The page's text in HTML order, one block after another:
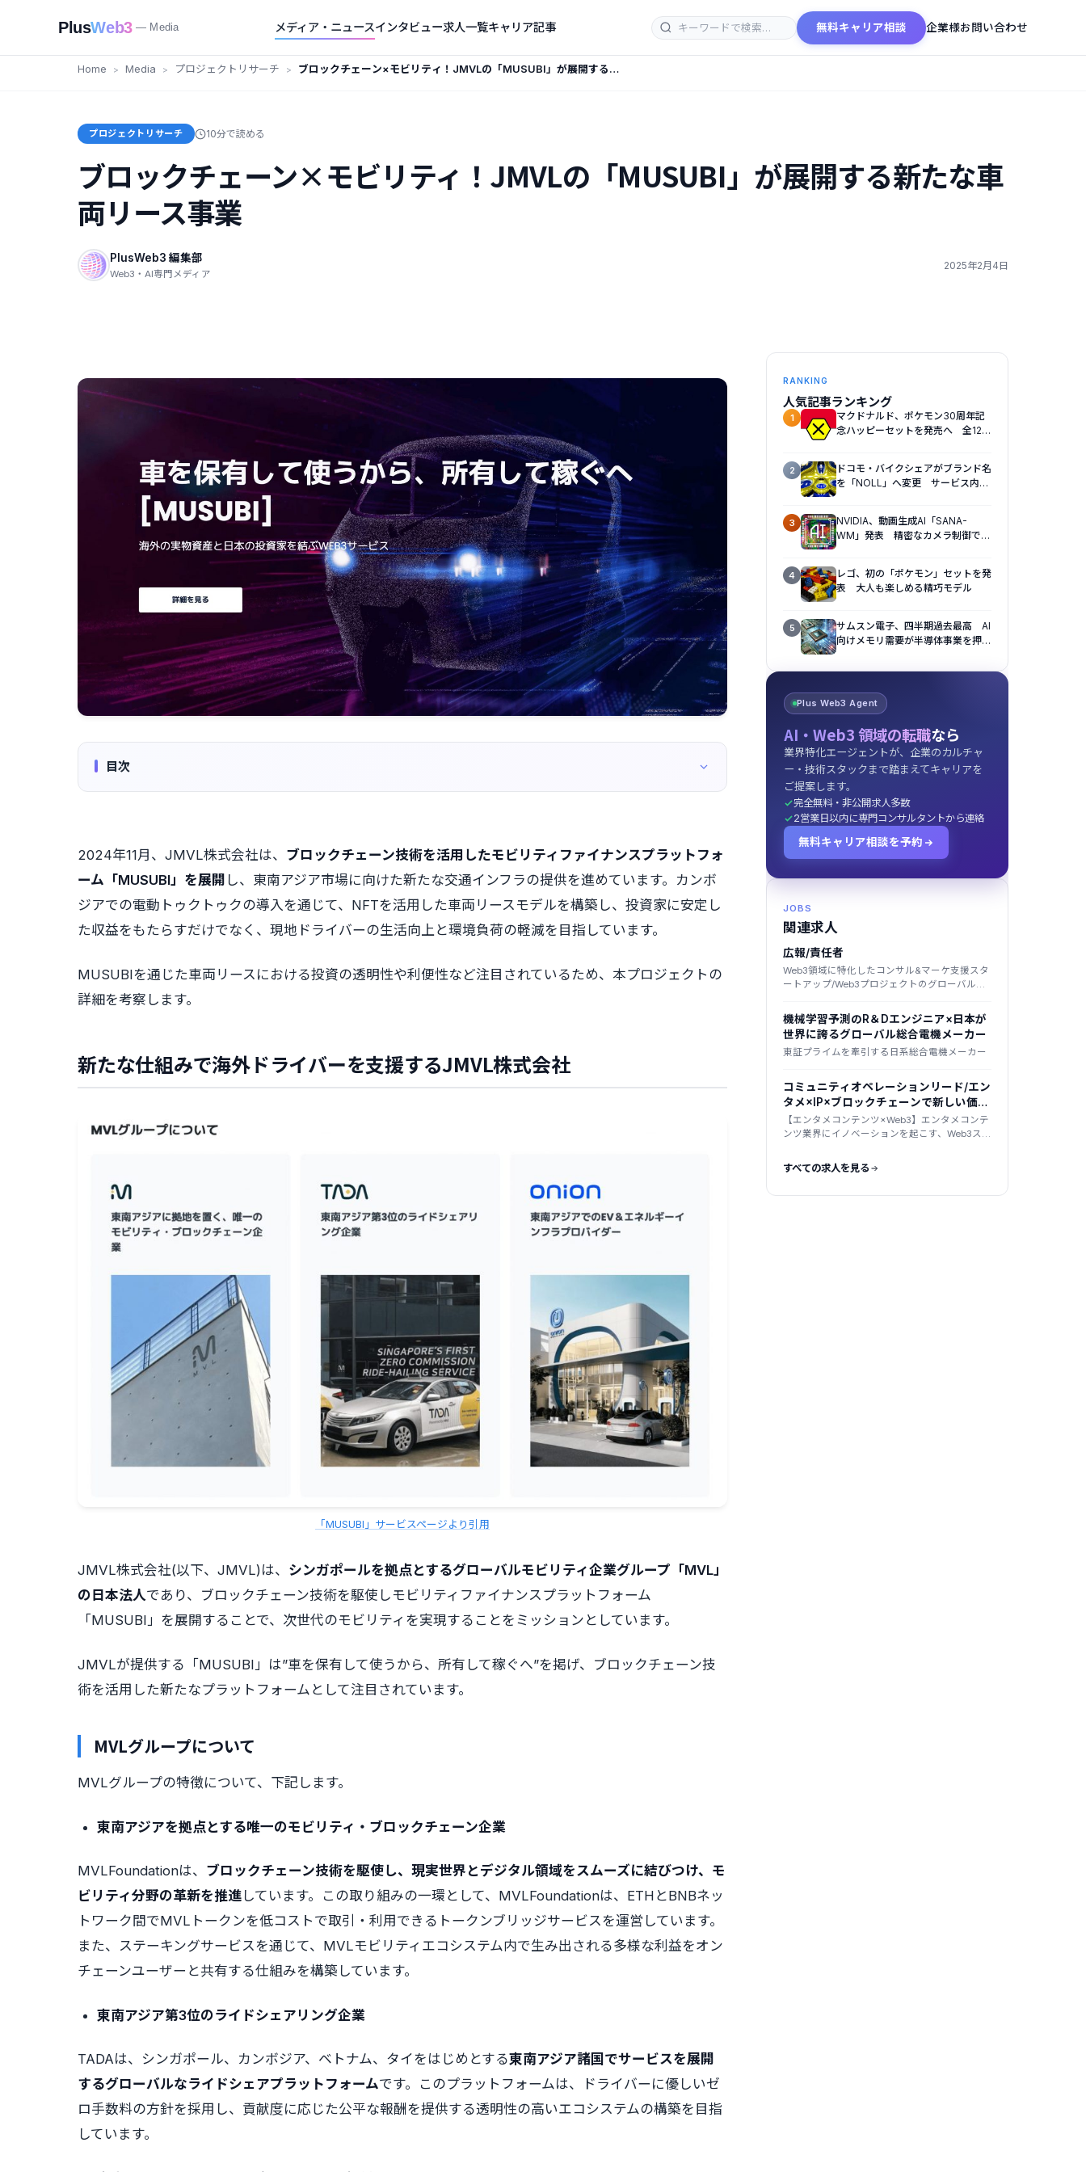
PlusWeb3 — Media メディア・ニュースインタビュー求人一覧キャリア記事 無料キャリア相談 企業様お問い合わせ
Home Media プロジェクトリサーチ
ブロックチェーン×モビリティ！JMVLの「MUSUBI」が展開する新
プロジェクトリサーチ 10分で読める
ブロックチェーン×モビリティ！JMVLの「MUSUBI」が展開する新たな車
両リース事業
PlusWeb3 編集部
Web3・AI専門メディア
2025年2月4日
目次
2024年11月、JMVL株式会社は、 ブロックチェーン技術を活用したモビリティファイナンスプラットフォ
ーム「MUSUBI」を展開 し、東南アジア市場に向けた新たな交通インフラの提供を進めています。カンボ
ジアでの電動トゥクトゥクの導入を通じて、NFTを活用した車両リースモデルを構築し、投資家に安定し
た収益をもたらすだけでなく、現地ドライバーの生活向上と環境負荷の軽減を目指しています。
MUSUBIを通じた車両リースにおける投資の透明性や利便性など注目されているため、本プロジェクトの
詳細を考察します。
新たな仕組みで海外ドライバーを支援するJMVL株式会社
「MUSUBI」サービスページより引用
JMVL株式会社(以下、JMVL)は、 シンガポールを拠点とするグローバルモビリティ企業グループ「MVL」
の日本法人であり、ブロックチェーン技術を駆使しモビリティファイナンスプラットフォーム
「MUSUBI」を展開することで、次世代のモビリティを実現することをミッションとしています。
JMVLが提供する「MUSUBI」は”車を保有して使うから、所有して稼ぐへ”を掲げ、ブロックチェーン技
術を活用した新たなプラットフォームとして注目されています。
MVLグループについて
MVLグループの特徴について、下記します。
東南アジアを拠点とする唯一のモビリティ・ブロックチェーン企業
MVLFoundationは、 ブロックチェーン技術を駆使し、現実世界とデジタル領域をスムーズに結びつけ、モ
ビリティ分野の革新を推進 しています。この取り組みの一環として、MVLFoundationは、ETHとBNBネッ
トワーク間でMVLトークンを低コストで取引・利用できるトークンブリッジサービスを運営しています。
また、ステーキングサービスを通じて、MVLモビリティエコシステム内で生み出される多様な利益をオン
チェーンユーザーと共有する仕組みを構築しています。
東南アジア第3位のライドシェアリング企業
TADAは、シンガポール、カンボジア、ベトナム、タイをはじめとする東南アジア諸国でサービスを展開
するグローバルなライドシェアプラットフォームです。このプラットフォームは、ドライバーに優しいゼ
ロ手数料の方針を採用し、貢献度に応じた公平な報酬を提供する透明性の高いエコシステムの構築を目指
しています。
RANKING
人気記事ランキング
1
マクドナルド、ポケモン30周年記
念ハッピーセットを発売へ 全12種
2
ドコモ・バイクシェアがブランド名
を「NOLL」へ変更 サービス内容
3
NVIDIA、動画生成AI「SANA-
WM」発表 精密なカメラ制御で視
4
レゴ、初の「ポケモン」セットを発
表 大人も楽しめる精巧モデル
5
サムスン電子、四半期過去最高 AI
向けメモリ需要が半導体事業を押し
Plus Web3 Agent
AI・Web3 領域の転職なら
業界特化エージェントが、企業のカルチャ
ー・技術スタックまで踏まえてキャリアを
ご提案します。
完全無料・非公開求人多数
2営業日以内に専門コンサルタントから連絡
無料キャリア相談を予約
JOBS
関連求人
広報/責任者
Web3領域に特化したコンサル&マーケ支援スタ
ートアップ/Web3プロジェクトのグローバルマ
援
機械学習予測のR＆Dエンジニア×日本が
世界に誇るグローバル総合電機メーカー
東証プライムを牽引する日系総合電機メーカー
コミュニティオペレーションリード/エン
タメ×IP×ブロックチェーンで新しい価値
を作る会社
【エンタメコンテンツ×Web3】エンタメコンテ
ンツ業界にイノベーションを起こす、Web3スタ
すべての求人を見る